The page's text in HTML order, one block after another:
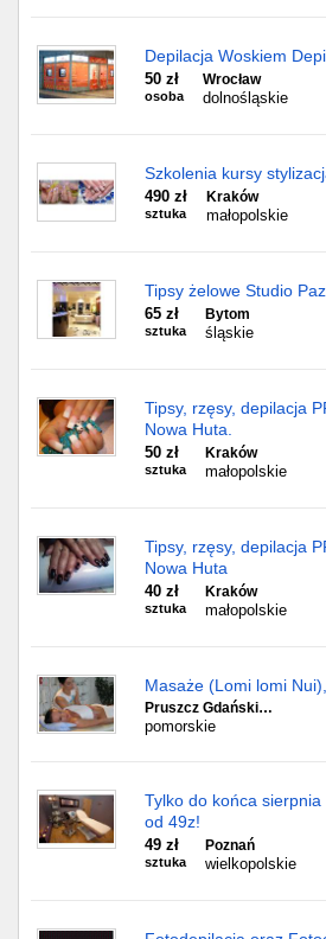
Depilacja Woskiem
50 zł
osoba
Wrocław
dolnośląskie
Szkolenia kursy
490 zł
sztuka
Kraków
małopolskie
Tipsy żelowe Studio
65 zł
sztuka
Bytom
śląskie
Tipsy, rzęsy, depilacja
Nowa Huta.
50 zł
sztuka
Kraków
małopolskie
Tipsy, rzęsy, depilacja
Nowa Huta
40 zł
sztuka
Kraków
małopolskie
Masaże (Lomi lomi
Pruszcz Gdański…
pomorskie
Tylko do końca
od 49z!
49 zł
sztuka
Poznań
wielkopolskie